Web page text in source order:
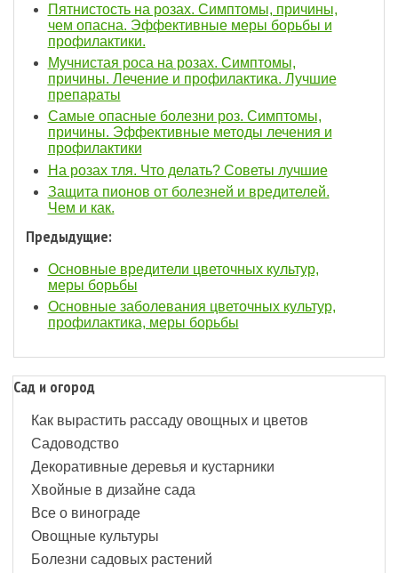
Пятнистость на розах. Симптомы, причины,
чем опасна. Эффективные меры борьбы и
профилактики.
Мучнистая роса на розах. Симптомы,
причины. Лечение и профилактика. Лучшие
препараты
Самые опасные болезни роз. Симптомы,
причины. Эффективные методы лечения и
профилактики
На розах тля. Что делать? Советы лучшие
Защита пионов от болезней и вредителей.
Чем и как.
Предыдущие:
Основные вредители цветочных культур,
меры борьбы
Основные заболевания цветочных культур,
профилактика, меры борьбы
Сад и огород
Как вырастить рассаду овощных и цветов
Садоводство
Декоративные деревья и кустарники
Хвойные в дизайне сада
Все о винограде
Овощные культуры
Болезни садовых растений